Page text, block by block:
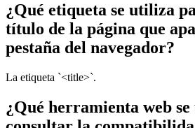
¿Qué etiqueta se utiliza
título de la página que
pestaña del navegador?
La etiqueta `<title>`.
¿Qué herramienta web